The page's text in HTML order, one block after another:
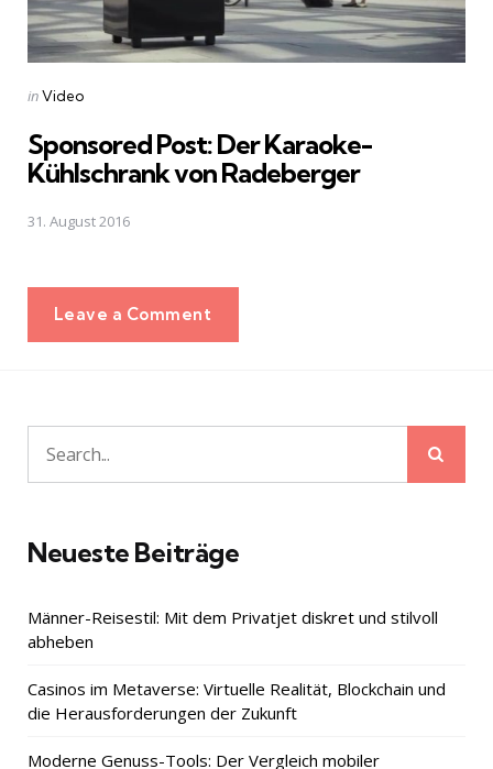
Posted
inVideo
Sponsored Post: Der Karaoke-
Kühlschrank von Radeberger
31. August 2016
Leave a Comment
Search
for:
Neueste Beiträge
Männer-Reisestil: Mit dem Privatjet diskret und stilvoll
abheben
Casinos im Metaverse: Virtuelle Realität, Blockchain und
die Herausforderungen der Zukunft
Moderne Genuss-Tools: Der Vergleich mobiler